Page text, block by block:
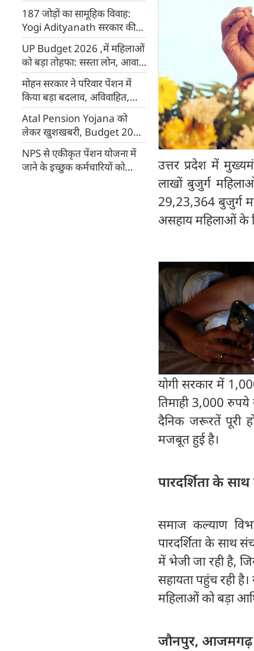
187 जोड़ों का सामूहिक विवाह:
Yogi Adityanath सरकार की
‘कन्या विवाह सहायता योजना’ से
श्रमिक परिवारों को बड़ी राहत
UP Budget 2026 ,में महिलाओं
को बड़ा तोहफा: सस्ता लोन, आवास
योजना और 18,620 करोड़ का
प्रावधान
मोहन सरकार ने परिवार पेंशन में
किया बड़ा बदलाव, अविवाहित,
विधवा व तलाकशुदा बेटी भी पेंशन
की होगी हकदार
Atal Pension Yojana को
लेकर खुशखबरी, Budget 2026
से पहले मोदी सरकार का बड़ा
फैसला, जानिए कैसे मिलती है
5000 रुपए महीने पेंशन
NPS से एकीकृत पेंशन योजना में
जाने के इच्छुक कर्मचारियों को
उत्तर प्रदेश में
लाखों बुजुर्ग
29,23,364 बुजुर्ग
असहाय महिलाओं के
योगी सरकार में
तिमाही 3,000
दैनिक जरूरतें पूरी
मजबूत हुई है।
पारदर्शिता के
समाज कल्याण
पारदर्शिता के साथ
में भेजी जा रही है,
सहायता पहुंच रही
महिलाओं को बड़ा
जौनपुर, आजमगढ़